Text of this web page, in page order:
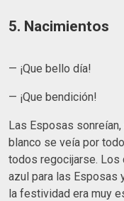
5. Nacimientos
— ¡Que bello día!
— ¡Que bendición!
Las Esposas
blanco se veía por
todos regocijarse.
azul para las Esposas
la festividad era muy